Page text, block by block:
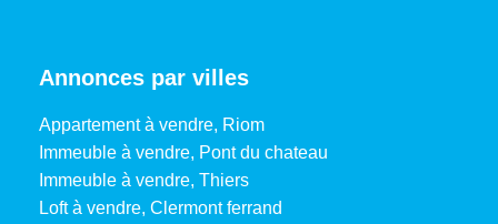
Annonces par villes
Appartement à vendre, Riom
Immeuble à vendre, Pont du chateau
Immeuble à vendre, Thiers
Loft à vendre, Clermont ferrand